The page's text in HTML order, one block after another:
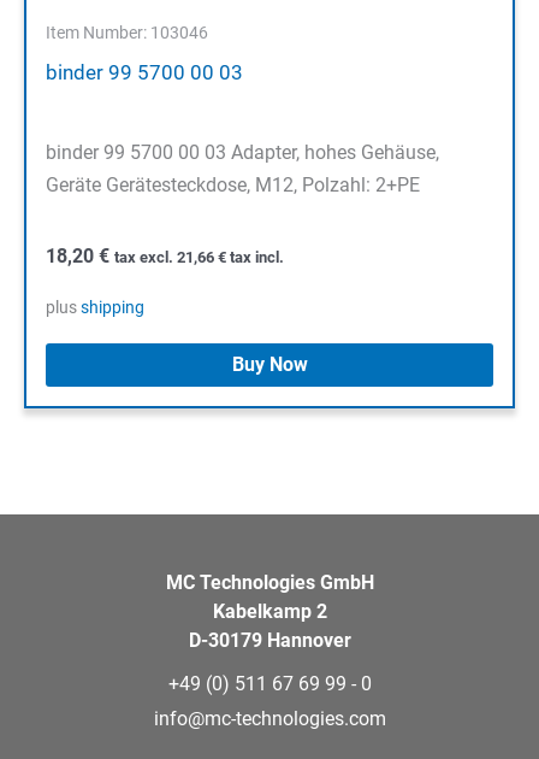
Item Number: 103046
binder 99 5700 00 03
binder 99 5700 00 03 Adapter, hohes Gehäuse,
Geräte Gerätesteckdose, M12, Polzahl: 2+PE
18,20 € tax excl. 21,66 € tax incl.
plusshipping
Buy Now
MC Technologies GmbH
Kabelkamp 2
D-30179 Hannover
+49 (0) 511 67 69 99 - 0
info@mc-technologies.com